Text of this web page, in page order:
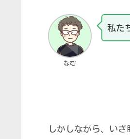
なむ
私た
しかしながら、い